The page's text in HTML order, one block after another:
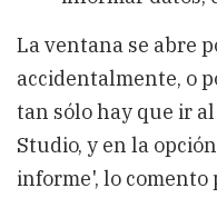
La ventana se abre
accidentalmente, o
tan sólo hay que ir
Studio, y en la
informe', lo